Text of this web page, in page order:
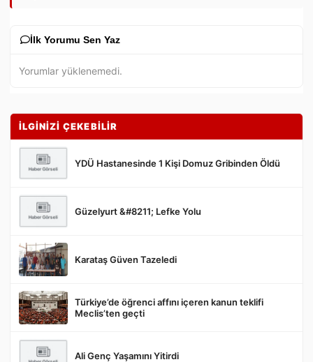
İlk Yorumu Sen Yaz
Gönder
Yorumlar yüklenemedi.
İLGİNİZİ ÇEKEBİLİR
YDÜ Hastanesinde 1 Kişi Domuz Gribinden Öldü
Güzelyurt &#8211; Lefke Yolu
Karataş Güven Tazeledi
Türkiye’de öğrenci affını içeren kanun teklifi
Meclis’ten geçti
Ali Genç Yaşamını Yitirdi